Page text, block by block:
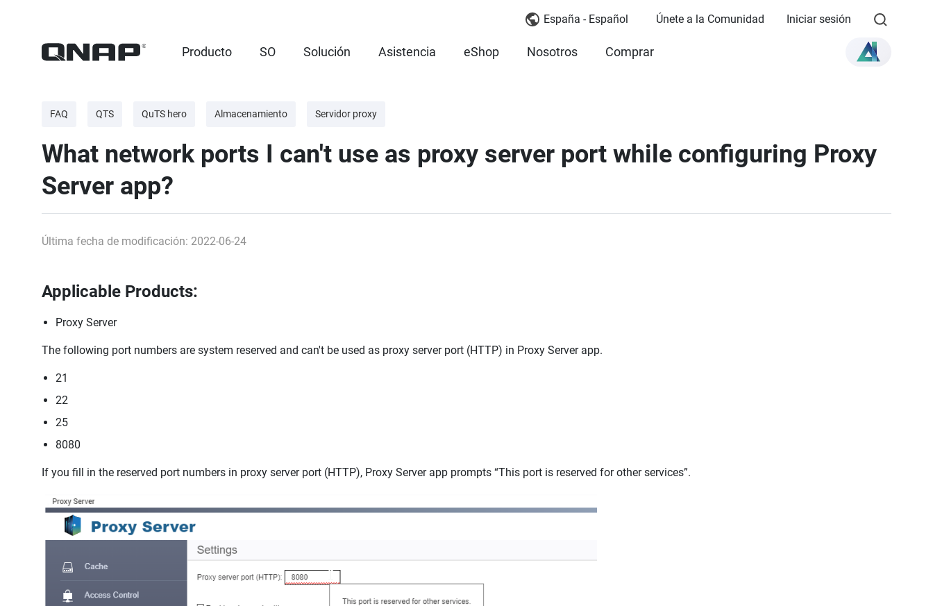
España - Español Únete a la Comunidad Iniciar sesión
Producto SO Solución Asistencia eShop Nosotros Comprar
FAQ QTS QuTS hero Almacenamiento Servidor proxy
What network ports I can't use as proxy server port while configuring Proxy
Server app?
Última fecha de modificación: 2022-06-24
Applicable Products:
Proxy Server
The following port numbers are system reserved and can't be used as proxy server port (HTTP) in Proxy Server app.
21
22
25
8080
If you fill in the reserved port numbers in proxy server port (HTTP), Proxy Server app prompts “This port is reserved for other services”.